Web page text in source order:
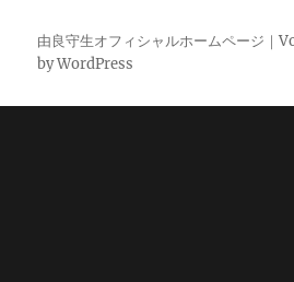
由良守生オフィシャルホームページ｜
by WordPress